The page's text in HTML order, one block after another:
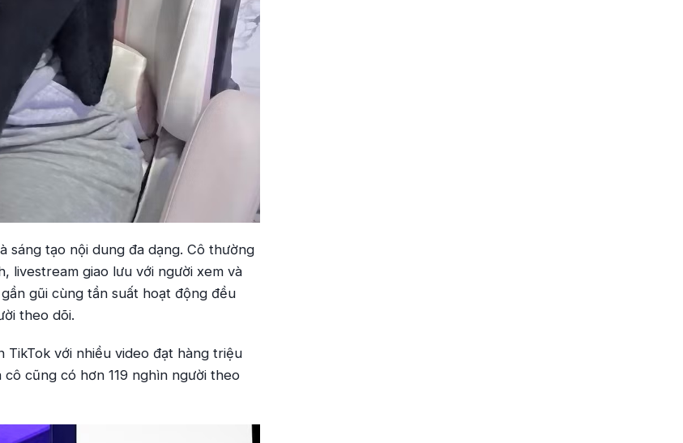
sáng tạo nội dung đa dạng. Cô thường
livestream giao lưu với người xem và
gũi cùng tần suất hoạt động đều
theo dõi.
với nhiều video đạt hàng triệu
cũng có hơn 119 nghìn người theo